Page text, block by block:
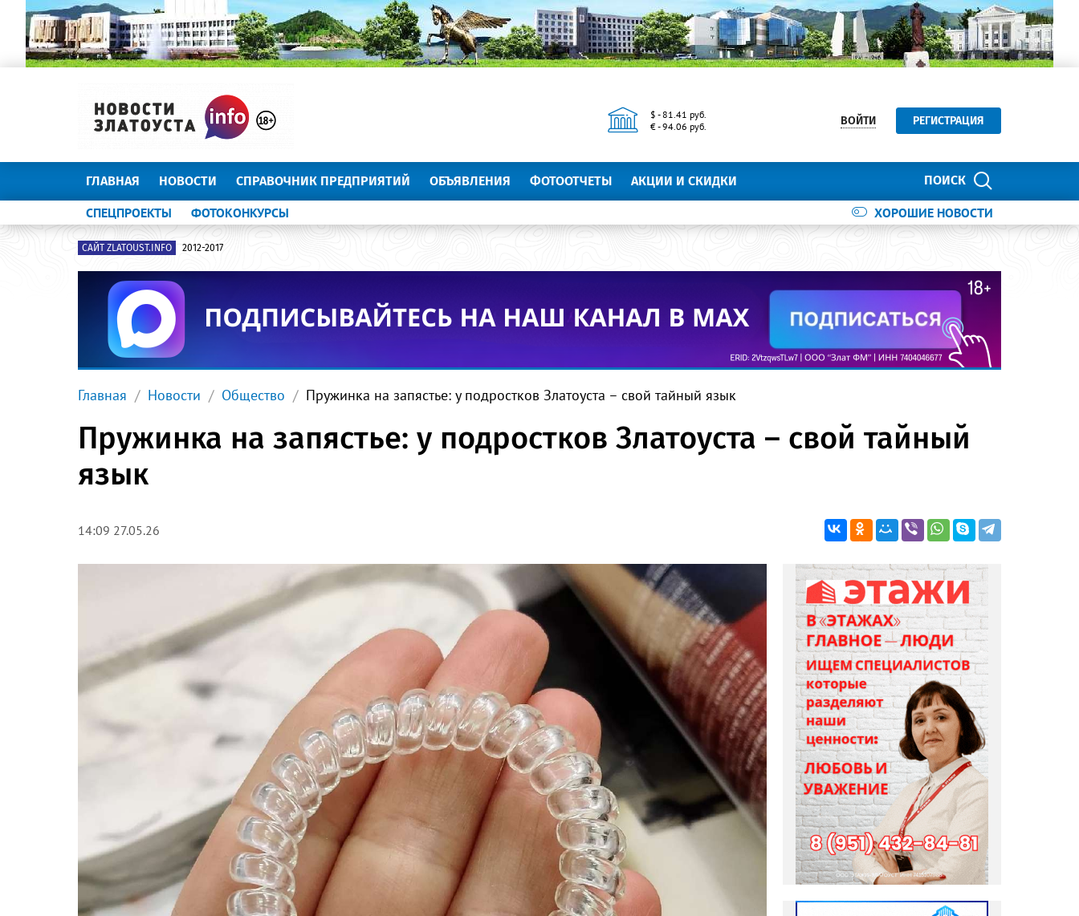
$ - 81.41 руб.
€ - 94.06 руб.
ВОЙТИ РЕГИСТРАЦИЯ
ПОИСК
ГЛАВНАЯ НОВОСТИ СПРАВОЧНИК ПРЕДПРИЯТИЙ ОБЪЯВЛЕНИЯ ФОТООТЧЕТЫ АКЦИИ И СКИДКИ
ХОРОШИЕ НОВОСТИ
СПЕЦПРОЕКТЫ ФОТОКОНКУРСЫ
САЙТ ZLATOUST.INFO 2012-2017
Главная Новости Общество Пружинка на запястье: у подростков Златоуста – свой тайный язык
Пружинка на запястье: у подростков Златоуста – свой тайный
язык
14:09 27.05.26